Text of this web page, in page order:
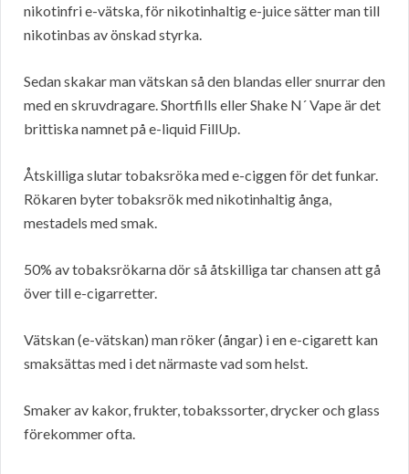
nikotinfri e-vätska, för nikotinhaltig e-juice sätter man till
nikotinbas av önskad styrka.
Sedan skakar man vätskan så den blandas eller snurrar den
med en skruvdragare. Shortfills eller Shake N´ Vape är det
brittiska namnet på e-liquid FillUp.
Åtskilliga slutar tobaksröka med e-ciggen för det funkar.
Rökaren byter tobaksrök med nikotinhaltig ånga,
mestadels med smak.
50% av tobaksrökarna dör så åtskilliga tar chansen att gå
över till e-cigarretter.
Vätskan (e-vätskan) man röker (ångar) i en e-cigarett kan
smaksättas med i det närmaste vad som helst.
Smaker av kakor, frukter, tobakssorter, drycker och glass
förekommer ofta.